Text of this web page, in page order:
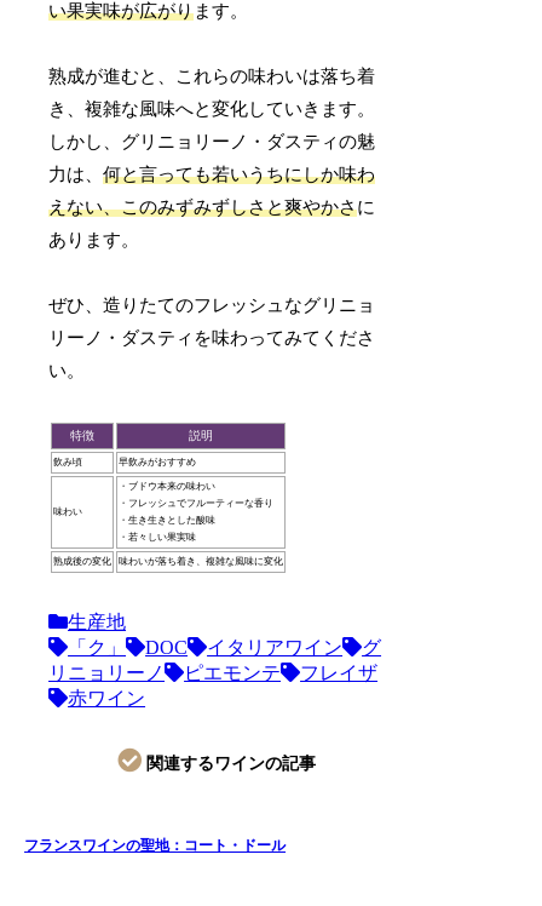
い果実味が広がります。
熟成が進むと、これらの味わいは落ち着
き、複雑な風味へと変化していきます。
しかし、グリニョリーノ・ダスティの魅
力は、何と言っても若いうちにしか味わ
えない、このみずみずしさと爽やかさに
あります。
ぜひ、造りたてのフレッシュなグリニョ
リーノ・ダスティを味わってみてくださ
い。
特徴 説明
飲み頃 早飲みがおすすめ
味わい
・ブドウ本来の味わい
・フレッシュでフルーティーな香り
・生き生きとした酸味
・若々しい果実味
熟成後の変化 味わいが落ち着き、複雑な風味に変化
生産地
「ク」
DOC イタリアワイン
グ
リニョリーノ
ピエモンテ
フレイザ
赤ワイン
関連するワインの記事
フランスワインの聖地：コート・ドール